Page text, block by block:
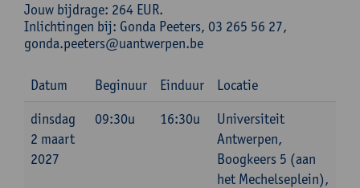
Jouw bijdrage: 264 EUR.
Inlichtingen bij: Gonda Peeters, 03 265 56 27,
gonda.peeters@uantwerpen.be
Datum Beginuur Einduur
Locatie
dinsdag
2 maart
2027
09:30u 16:30u
Universiteit
Antwerpen,
Boogkeers 5 (aan
het Mechelseplein),